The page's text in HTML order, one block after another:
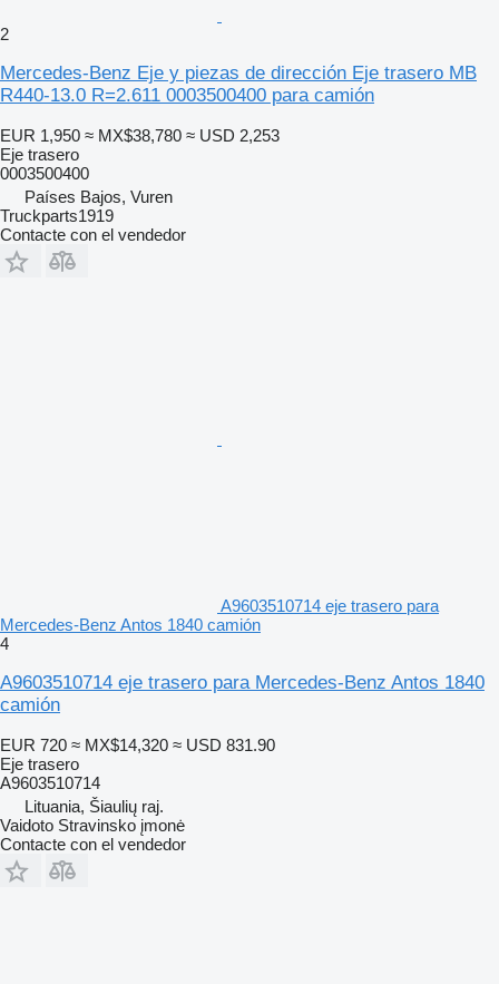
2
Mercedes-Benz Eje y piezas de dirección Eje trasero MB
R440-13.0 R=2.611 0003500400 para camión
EUR 1,950 ≈ MX$38,780 ≈ USD 2,253
Eje trasero
0003500400
Países Bajos, Vuren
Truckparts1919
Contacte con el vendedor
A9603510714 eje trasero para
Mercedes-Benz Antos 1840 camión
4
A9603510714 eje trasero para Mercedes-Benz Antos 1840
camión
EUR 720 ≈ MX$14,320 ≈ USD 831.90
Eje trasero
A9603510714
Lituania, Šiaulių raj.
Vaidoto Stravinsko įmonė
Contacte con el vendedor